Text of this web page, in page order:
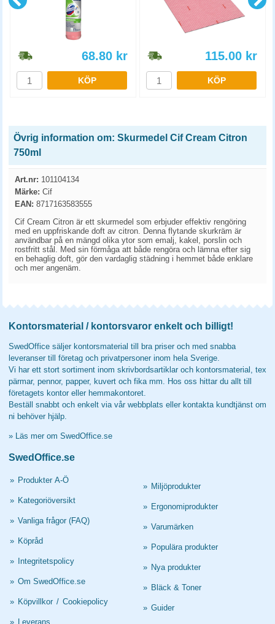
68.80 kr
KÖP
115.00 kr
KÖP
Övrig information om: Skurmedel Cif Cream Citron
750ml
Art.nr: 101104134
Märke: Cif
EAN: 8717163583555
Cif Cream Citron är ett skurmedel som erbjuder effektiv rengöring
med en uppfriskande doft av citron. Denna flytande skurkräm är
användbar på en mängd olika ytor som emalj, kakel, porslin och
rostfritt stål. Med sin förmåga att både rengöra och lämna efter sig
en behaglig doft, gör den vardaglig städning i hemmet både enklare
och mer angenäm.
Kontorsmaterial / kontorsvaror enkelt och billigt!
SwedOffice säljer kontorsmaterial till bra priser och med snabba
leveranser till företag och privatpersoner inom hela Sverige.
Vi har ett stort sortiment inom skrivbordsartiklar och kontorsmaterial, tex
pärmar, pennor, papper, kuvert och fika mm. Hos oss hittar du allt till
företagets kontor eller hemmakontoret.
Beställ snabbt och enkelt via vår webbplats eller kontakta kundtjänst om
ni behöver hjälp.
» Läs mer om SwedOffice.se
SwedOffice.se
» Produkter A-Ö
» Kategoriöversikt
» Vanliga frågor (FAQ)
» Köpråd
» Integritetspolicy
» Om SwedOffice.se
» Köpvillkor / Cookiepolicy
» Leverans
» Miljöprodukter
» Ergonomiprodukter
» Varumärken
» Populära produkter
» Nya produkter
» Bläck & Toner
» Guider